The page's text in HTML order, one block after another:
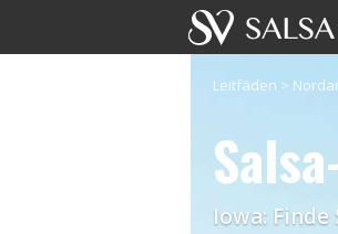
Leitfäden >
Iowa: